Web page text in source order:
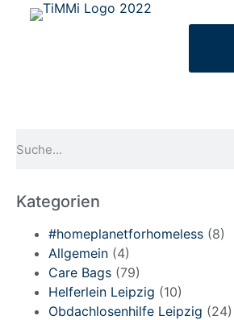
Kategorien
#homeplanetforhomeless (8)
Allgemein (4)
Care Bags (79)
Helferlein Leipzig (10)
Obdachlosenhilfe Leipzig (24)